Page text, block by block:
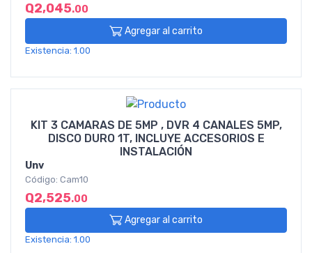
Q2,045.00
Agregar al carrito
Existencia: 1.00
KIT 3 CAMARAS DE 5MP , DVR 4 CANALES 5MP,
DISCO DURO 1T, INCLUYE ACCESORIOS E
INSTALACIÓN
Unv
Código: Cam10
Q2,525.00
Agregar al carrito
Existencia: 1.00